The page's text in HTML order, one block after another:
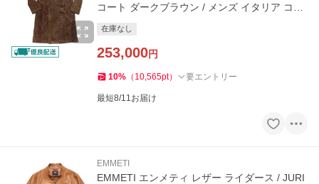
コート ダークブラウン / メンズ イタリア コー
在庫なし
253,000円
10% （ 10,565pt） 要エントリー
最短8/11お届け
EMMETI
EMMETI エンメティ レザー ライダース / JURI